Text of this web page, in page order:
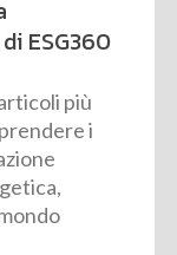
ESG360
più
i